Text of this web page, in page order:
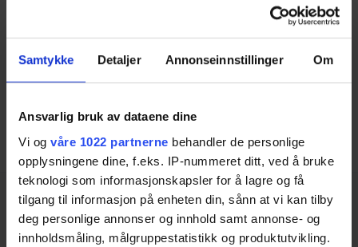
Samtykke Detaljer Annonseinnstillinger Om
Ansvarlig bruk av dataene dine
Vi og våre 1022 partnerne behandler de personlige
opplysningene dine, f.eks. IP-nummeret ditt, ved å bruke
teknologi som informasjonskapsler for å lagre og få
tilgang til informasjon på enheten din, sånn at vi kan tilby
deg personlige annonser og innhold samt annonse- og
innholdsmåling, målgruppestatistikk og produktutvikling.
Er du allerede kunde hos TV 2 Play?Kontakt